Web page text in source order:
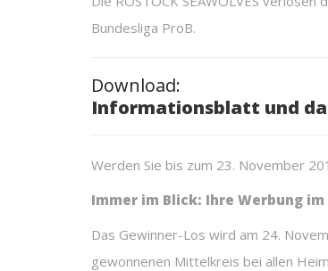
Bundesliga ProB.
Download:
Informationsblatt und
Werden Sie bis zum 23. November
Immer im Blick: Ihre Werbung
Das Gewinner-Los wird am 24.
gewonnenen Mittelkreis bei allen